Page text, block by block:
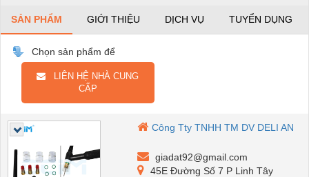
SẢN PHẨM GIỚI THIỆU DỊCH VỤ TUYỂN DỤNG
Chọn sản phẩm để
LIÊN HỆ NHÀ CUNG
CẤP
Công Tty TNHH TM DV DELI AN
giadat92@gmail.com
45E Đường Số 7 P Linh Tây